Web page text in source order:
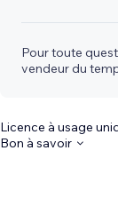
Pour toute
vendeur du
Licence à usage
Bon à savoir